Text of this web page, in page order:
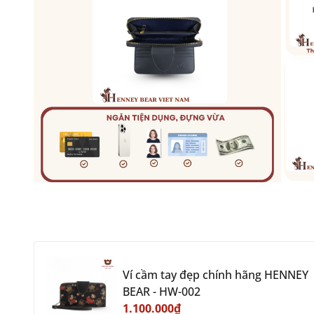
Ví cầm tay đẹp chính hãng HENNEY
BEAR - HW-002
1.100.000₫